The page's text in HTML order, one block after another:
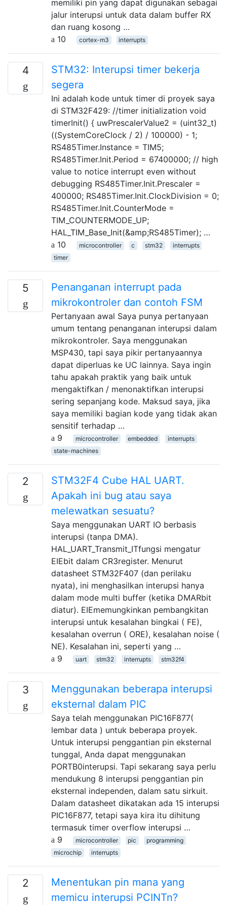
memiliki pin yang dapat digunakan sebagai
jalur interupsi untuk data dalam buffer RX
dan ruang kosong …
10
cortex-m3 interrupts
4
STM32: Interupsi timer bekerja
segera
Ini adalah kode untuk timer di proyek saya
di STM32F429: //timer initialization void
timerInit() { uwPrescalerValue2 = (uint32_t)
((SystemCoreClock / 2) / 100000) - 1;
RS485Timer.Instance = TIM5;
RS485Timer.Init.Period = 67400000; // high
value to notice interrupt even without
debugging RS485Timer.Init.Prescaler =
400000; RS485Timer.Init.ClockDivision = 0;
RS485Timer.Init.CounterMode =
TIM_COUNTERMODE_UP;
HAL_TIM_Base_Init(&amp;RS485Timer); …
10
microcontroller c stm32
interrupts
timer
5
Penanganan interrupt pada
mikrokontroler dan contoh FSM
Pertanyaan awal Saya punya pertanyaan
umum tentang penanganan interupsi dalam
mikrokontroler. Saya menggunakan
MSP430, tapi saya pikir pertanyaannya
dapat diperluas ke UC lainnya. Saya ingin
tahu apakah praktik yang baik untuk
mengaktifkan / menonaktifkan interupsi
sering sepanjang kode. Maksud saya, jika
saya memiliki bagian kode yang tidak akan
sensitif terhadap …
9
microcontroller embedded
interrupts
state-machines
2
STM32F4 Cube HAL UART.
Apakah ini bug atau saya
melewatkan sesuatu?
Saya menggunakan UART IO berbasis
interupsi (tanpa DMA).
HAL_UART_Transmit_ITfungsi mengatur
EIEbit dalam CR3register. Menurut
datasheet STM32F407 (dan perilaku
nyata), ini menghasilkan interupsi hanya
dalam mode multi buffer (ketika DMARbit
diatur). EIEmemungkinkan pembangkitan
interupsi untuk kesalahan bingkai ( FE),
kesalahan overrun ( ORE), kesalahan noise (
NE). Kesalahan ini, seperti yang …
9
uart stm32 interrupts stm32f4
3
Menggunakan beberapa interupsi
eksternal dalam PIC
Saya telah menggunakan PIC16F877(
lembar data ) untuk beberapa proyek.
Untuk interupsi penggantian pin eksternal
tunggal, Anda dapat menggunakan
PORTB0interupsi. Tapi sekarang saya perlu
mendukung 8 interupsi penggantian pin
eksternal independen, dalam satu sirkuit.
Dalam datasheet dikatakan ada 15 interupsi
PIC16F877, tetapi saya kira itu dihitung
termasuk timer overflow interupsi …
9
microcontroller pic
programming
microchip
interrupts
2
Menentukan pin mana yang
memicu interupsi PCINTn?